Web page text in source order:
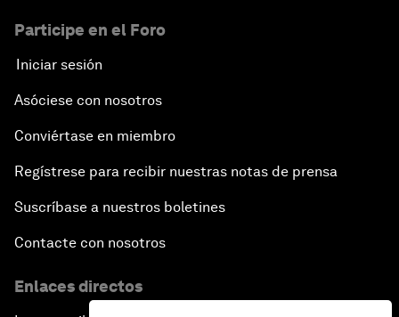
Participe en el Foro
Iniciar sesión
Asóciese con nosotros
Conviértase en miembro
Regístrese para recibir nuestras notas de prensa
Suscríbase a nuestros boletines
Contacte con nosotros
Enlaces directos